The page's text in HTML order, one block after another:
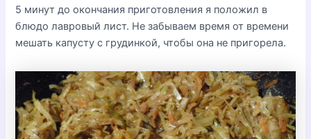
5 минут до окончания приготовления я положил в
блюдо лавровый лист. Не забываем время от времени
мешать капусту с грудинкой, чтобы она не пригорела.